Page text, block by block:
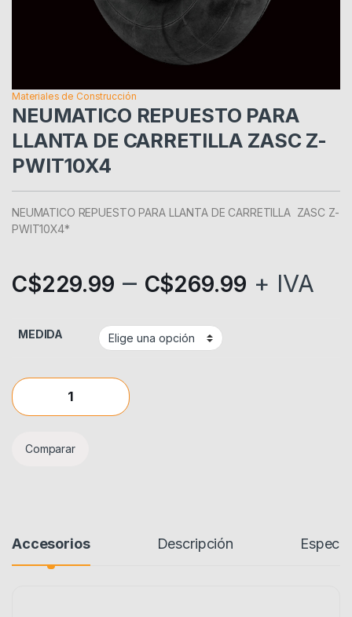
Materiales de Construcción
NEUMATICO REPUESTO PARA
LLANTA DE CARRETILLA ZASC Z-
PWIT10X4
NEUMATICO REPUESTO PARA LLANTA DE CARRETILLA ZASC Z-
PWIT10X4*
C$229.99 – C$269.99 + IVA
MEDIDA
NEUMATICO REPUESTO PARA LLANTA DE CARRETILLA
Comparar
Accesorios Descripción